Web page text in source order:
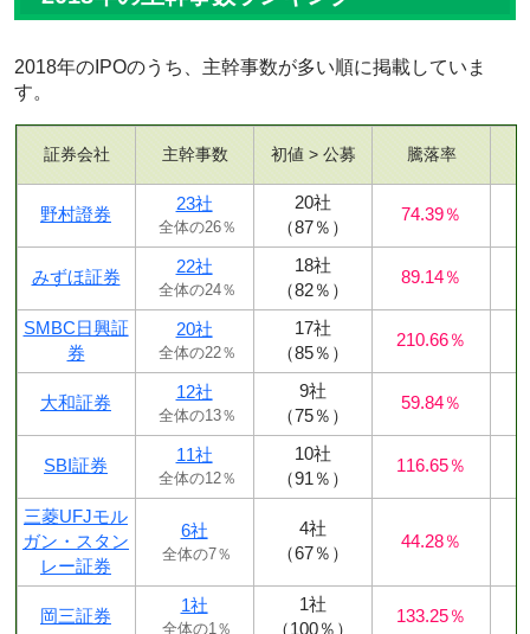
2018年のIPOのうち、主幹事数が多い順に掲載していま
す。
証券会社 主幹事数 初値 > 公募 騰落率
野村證券
23社
全体の26％
20社
（87％）
74.39％
みずほ証券
22社
全体の24％
18社
（82％）
89.14％
SMBC日興証
券
20社
全体の22％
17社
（85％）
210.66％
大和証券
12社
全体の13％
9社
（75％）
59.84％
SBI証券
11社
全体の12％
10社
（91％）
116.65％
三菱UFJモル
ガン・スタン
レー証券
6社
全体の7％
4社
（67％）
44.28％
岡三証券
1社
全体の1％
1社
（100％）
133.25％